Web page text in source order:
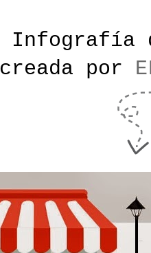
Infografía
creada por